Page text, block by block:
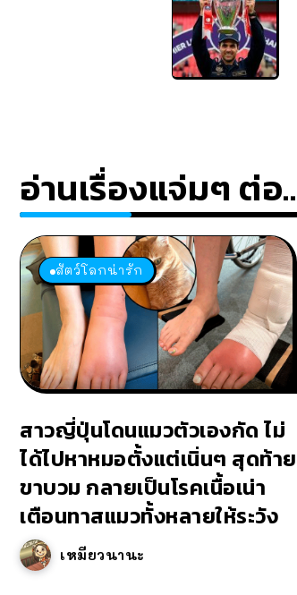
อ่านเรื่องแจ่มๆ ต่อ..
สัตว์โลกน่ารัก
สาวญี่ปุ่นโดนแมวตัวเองกัด ไม่
ได้ไปหาหมอตั้งแต่เนิ่นๆ สุดท้าย
ขาบวม กลายเป็นโรคเนื้อเน่า
เตือนทาสแมวทั้งหลายให้ระวัง
เหมียวนานะ